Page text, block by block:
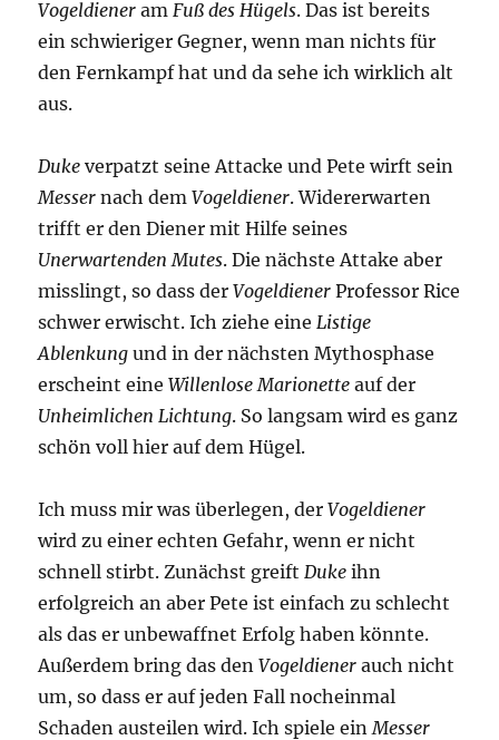
Vogeldiener am Fuß des Hügels. Das ist bereits
ein schwieriger Gegner, wenn man nichts für
den Fernkampf hat und da sehe ich wirklich alt
aus.
Duke verpatzt seine Attacke und Pete wirft sein
Messer nach demVogeldiener. Widererwarten
trifft er den Diener mit Hilfe seines
Unerwartenden Mutes. Die nächste Attake aber
misslingt, so dass derVogeldiener Professor Rice
schwer erwischt. Ich ziehe eine Listige
Ablenkung und in der nächsten Mythosphase
erscheint eineWillenlose Marionette auf der
Unheimlichen Lichtung. So langsam wird es ganz
schön voll hier auf dem Hügel.
Ich muss mir was überlegen, derVogeldiener
wird zu einer echten Gefahr, wenn er nicht
schnell stirbt. Zunächst greift Duke ihn
erfolgreich an aber Pete ist einfach zu schlecht
als das er unbewaffnet Erfolg haben könnte.
Außerdem bring das denVogeldiener auch nicht
um, so dass er auf jeden Fall nocheinmal
Schaden austeilen wird. Ich spiele ein Messer